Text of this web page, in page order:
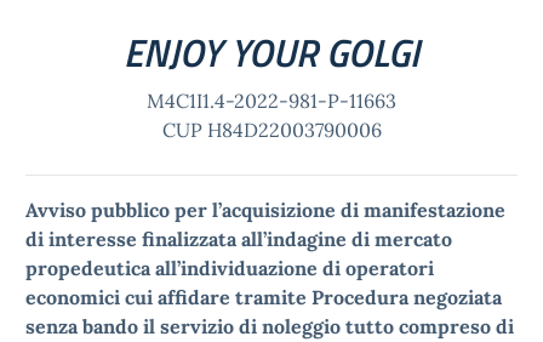
ENJOY YOUR GOLGI
M4C1I1.4-2022-981-P-11663
CUP H84D22003790006
Avviso pubblico per l’acquisizione di manifestazione
di interesse finalizzata all’indagine di mercato
propedeutica all’individuazione di operatori
economici cui affidare tramite Procedura negoziata
senza bando il servizio di noleggio tutto compreso di